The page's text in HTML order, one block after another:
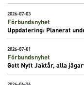
2026-07-03
Förbundsnyhet
Uppdatering: Planerat
2026-07-01
Förbundsnyhet
Gott Nytt Jaktår, alla